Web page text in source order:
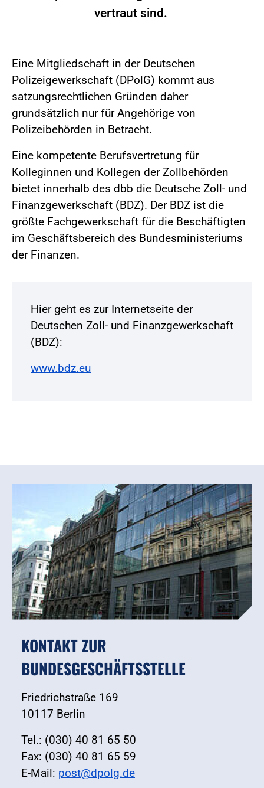
vertraut sind.
Eine Mitgliedschaft in der Deutschen
Polizeigewerkschaft (DPolG) kommt aus
satzungsrechtlichen Gründen daher
grundsätzlich nur für Angehörige von
Polizeibehörden in Betracht.
Eine kompetente Berufsvertretung für
Kolleginnen und Kollegen der Zollbehörden
bietet innerhalb des dbb die Deutsche Zoll- und
Finanzgewerkschaft (BDZ). Der BDZ ist die
größte Fachgewerkschaft für die Beschäftigten
im Geschäftsbereich des Bundesministeriums
der Finanzen.
Hier geht es zur Internetseite der
Deutschen Zoll- und Finanzgewerkschaft
(BDZ):
www.bdz.eu
KONTAKT ZUR
BUNDESGESCHÄFTSSTELLE
Friedrichstraße 169
10117 Berlin
Tel.: (030) 40 81 65 50
Fax: (030) 40 81 65 59
E-Mail: post@dpolg.de